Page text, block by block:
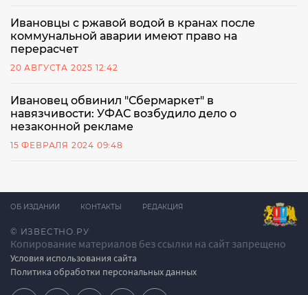
Ивановцы с ржавой водой в кранах после
коммунальной аварии имеют право на
перерасчет
20 АВГУСТА 2025 12:42
Ивановец обвинил "Сбермаркет" в
навязчивости: УФАС возбудило дело о
незаконной рекламе
15 ФЕВРАЛЯ 2024 09:48
© ИЗВЕСТНО.РУ
Копирование материалов без ссылки на сайт запрещено
Условия использования сайта
Политика обработки персональных данных
ОБ ИЗДАНИИ КОНТАКТЫ РЕДАКЦИЯ